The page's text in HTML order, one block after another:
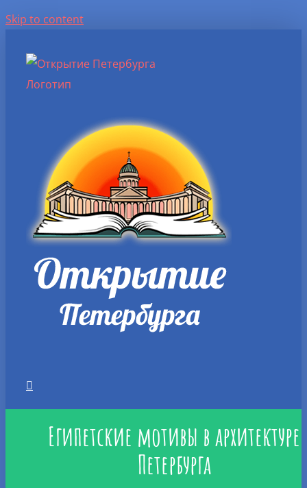
Skip to content
Египетские мотивы в архитектуре
Петербурга